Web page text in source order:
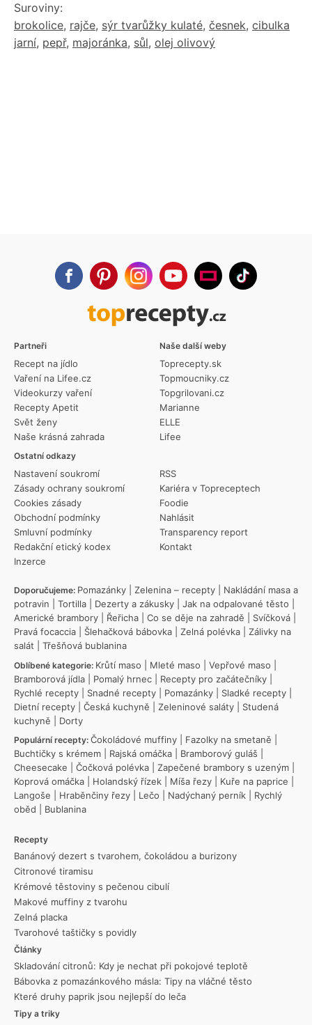
Suroviny:
brokolice, rajče, sýr tvarůžky kulaté, česnek, cibulka
jarní, pepř, majoránka, sůl, olej olivový
Partneři
Recept na jídlo
Vaření na Lifee.cz
Videokurzy vaření
Recepty Apetit
Svět ženy
Naše krásná zahrada
Ostatní odkazy
Nastavení soukromí
Zásady ochrany soukromí
Cookies zásady
Obchodní podmínky
Smluvní podmínky
Redakční etický kodex
Inzerce
RSS
Kariéra v Topreceptech
Foodie
Nahlásit
Transparency report
Kontakt
Naše další weby
Toprecepty.sk
Topmoucniky.cz
Topgrilovani.cz
Marianne
ELLE
Lifee
Doporučujeme: Pomazánky Zelenina – recepty
Nakládání masa a
potravin
Tortilla Dezerty a zákusky Jak na odpalované těsto
Americké brambory
Řeřicha Co se děje na zahradě Svíčková
Pravá focaccia
Šlehačková bábovka Zelná polévka
Zálivky na
salát
Třešňová bublanina
Oblíbené kategorie: Krůtí maso Mleté maso Vepřové maso
Bramborová jídla
Pomalý hrnec Recepty pro začátečníky
Rychlé recepty
Snadné recepty Pomazánky Sladké recepty
Dietní recepty
Česká kuchyně Zeleninové saláty
Studená
kuchyně
Dorty
Populární recepty: Čokoládové muffiny Fazolky na smetaně
Buchtičky s krémem
Rajská omáčka Bramborový guláš
Cheesecake
Čočková polévka Zapečené brambory s uzeným
Koprová omáčka
Holandský řízek Míša řezy Kuře na paprice
Langoše
Hraběnčiny řezy Lečo Nadýchaný perník
Rychlý
oběd
Bublanina
Recepty
Banánový dezert s tvarohem, čokoládou a burizony
Citronové tiramisu
Krémové těstoviny s pečenou cibulí
Makové muffiny z tvarohu
Zelná placka
Tvarohové taštičky s povidly
Články
Skladování citronů: Kdy je nechat při pokojové teplotě
Bábovka z pomazánkového másla: Tipy na vláčné těsto
Které druhy paprik jsou nejlepší do leča
Tipy a triky